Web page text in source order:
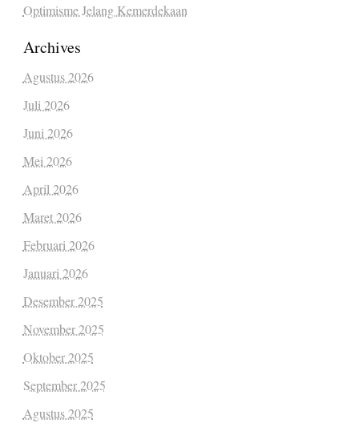
Optimisme Jelang Kemerdekaan
Archives
Agustus 2026
Juli 2026
Juni 2026
Mei 2026
April 2026
Maret 2026
Februari 2026
Januari 2026
Desember 2025
November 2025
Oktober 2025
September 2025
Agustus 2025